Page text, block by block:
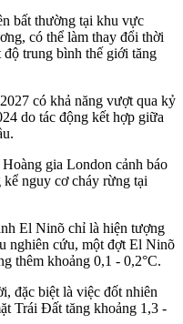
bất thường tại khu vực
có thể làm thay đổi thời
độ trung bình thế giới tăng
có khả năng vượt qua kỷ
do tác động kết hợp giữa
gia London cảnh báo
nguy cơ cháy rừng tại
El Ninõ chỉ là hiện tượng
nghiên cứu, một đợt El Ninõ
thêm khoảng 0,1 - 0,2°C.
đặc biệt là việc đốt nhiên
Trái Đất tăng khoảng 1,3 -